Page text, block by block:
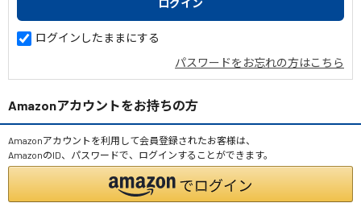
ログインしたままにする
パスワードをお忘れの方はこちら
Amazonアカウントをお持ちの方
Amazonアカウントを利用して会員登録されたお客様は、
AmazonのID、パスワードで、ログインすることができます。